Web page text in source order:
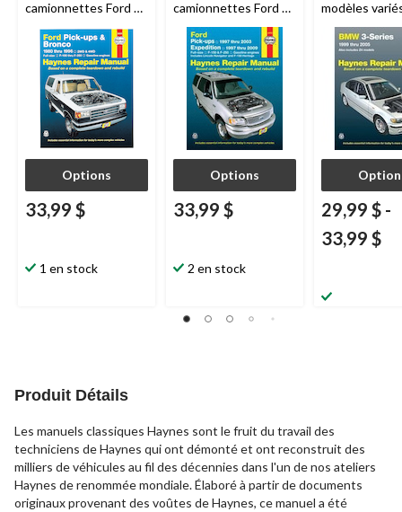
camionnettes Ford et
Bronco 1980 à 1996,
36058
Options
33,99 $
1 en stock
camionnettes Ford et
Expedition 1997,
36059
Options
33,99 $
2 en stock
modèles
29,99 $ -
33,99 $
Produit Détails
Les manuels classiques Haynes sont le fruit du travail des
techniciens de Haynes qui ont démonté et ont reconstruit des
milliers de véhicules au fil des décennies dans l'un de nos ateliers
Haynes de renommée mondiale. Élaboré à partir de documents
originaux provenant des voûtes de Haynes, ce manuel a été